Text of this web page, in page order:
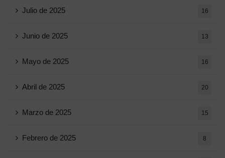
Julio de 2025 16
Junio ​​de 2025 13
Mayo de 2025 16
Abril de 2025 20
Marzo de 2025 15
Febrero de 2025 8